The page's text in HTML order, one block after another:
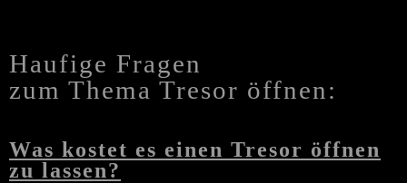
Haufige Fragen
zum Thema Tresor öffnen:
Was kostet es einen Tresor öffnen
zu lassen?